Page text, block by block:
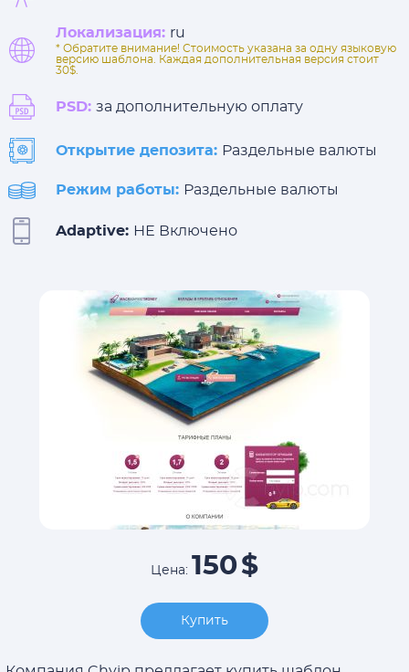
Локализация: ru
* Обратите внимание! Стоимость указана за одну языковую
версию шаблона. Каждая дополнительная версия стоит
30$.
PSD: за дополнительную оплату
Открытие депозита: Раздельные валюты
Режим работы: Раздельные валюты
Adaptive: НЕ Включено
Цена: 150$
Купить